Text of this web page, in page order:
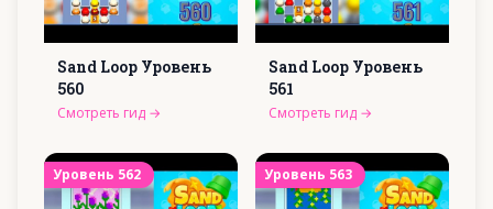
Sand Loop Уровень
560
Смотреть гид →
Sand Loop Уровень
561
Смотреть гид →
Уровень 562 Уровень 563